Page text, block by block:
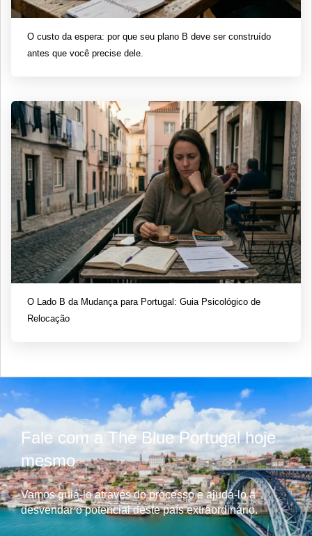
O custo da espera: por que seu plano B deve ser construído
antes que você precise dele.
O Lado B da Mudança para Portugal: Guia Psicológico de
Relocação
Fale com a The Blue Portugal hoje
mesmo
Vamos guiá-lo através do processo e ajudá-lo a
desvendar o potencial deste país extraordinário.